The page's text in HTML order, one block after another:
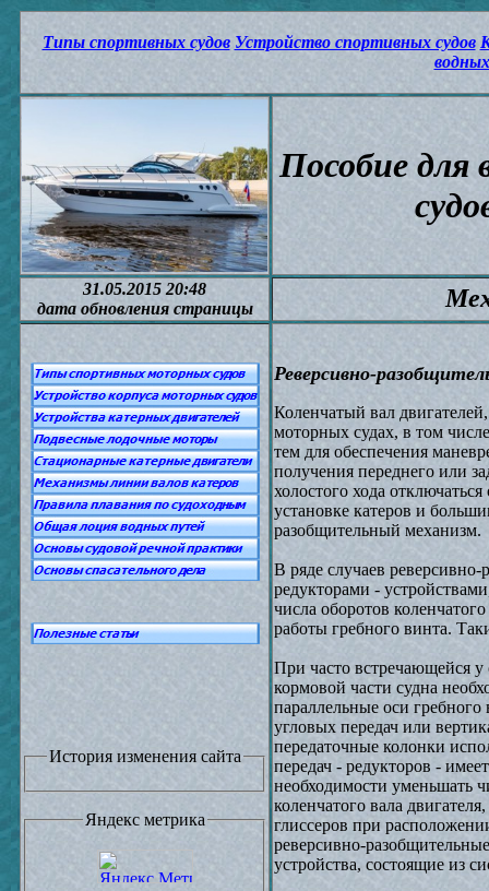
Типы спортивных судов Устройство спортивных судов
Пособие для
31.05.2015 20:48
дата обновления страницы
История изменения сайта
Яндекс метрика
Реверсивно-
Коленчатый вал
моторных судах, в том
тем для обеспечения
получения переднего или
холостого хода
установке катеров и
разобщительный механизм.
В ряде случаев
редукторами -
числа оборотов
работы гребного винта.
При часто встречающейся у
кормовой части судна
параллельные оси
угловых передач или
передаточные колонки
передач - редукторов -
необходимости уменьшать
коленчатого вала
глиссеров при
реверсивно-
устройства, состоящие из